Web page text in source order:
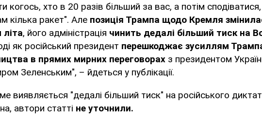
когось, хто в 20 разів більший за вас, а потім
кілька ракет". Але позиція Трампа щодо Кремля
, його адміністрація чинить дедалі більший тиск на
як російський президент перешкоджає зусиллям
в прямих мирних переговорах з президентом
Зеленським", – йдеться у публікації.
виявляється "дедалі більший тиск" на російського
автори статті не уточнили.